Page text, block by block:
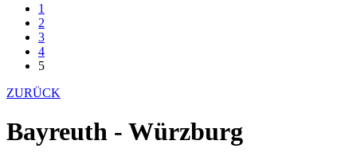
1
2
3
4
5
ZURÜCK
Bayreuth - Würzburg